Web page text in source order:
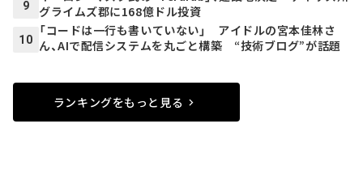
9
グライムズ郡に168億ドル投資
10
「コードは一行も書いていない」 アイドルの宮本佳林さ
ん、AIで配信システムを丸ごと構築 “技術ブログ”が話題
ランキングをもっと見る